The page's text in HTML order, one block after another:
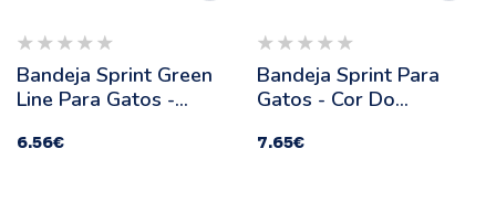
Bandeja Sprint Green
Line Para Gatos -
20
6.56€
Bandeja Sprint Para
Gatos - Cor Do
Medidas: 58 X 39 X 17
7.65€